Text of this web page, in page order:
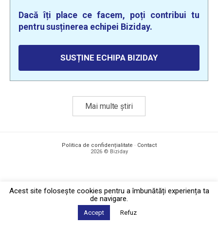
Dacă îți place ce facem, poți contribui tu
pentru susținerea echipei Biziday.
SUSȚINE ECHIPA BIZIDAY
Mai multe știri
Politica de confidențialitate · Contact
2026 © Biziday
Acest site foloseşte cookies pentru a îmbunătăți experiența ta
de navigare.
Accept Refuz